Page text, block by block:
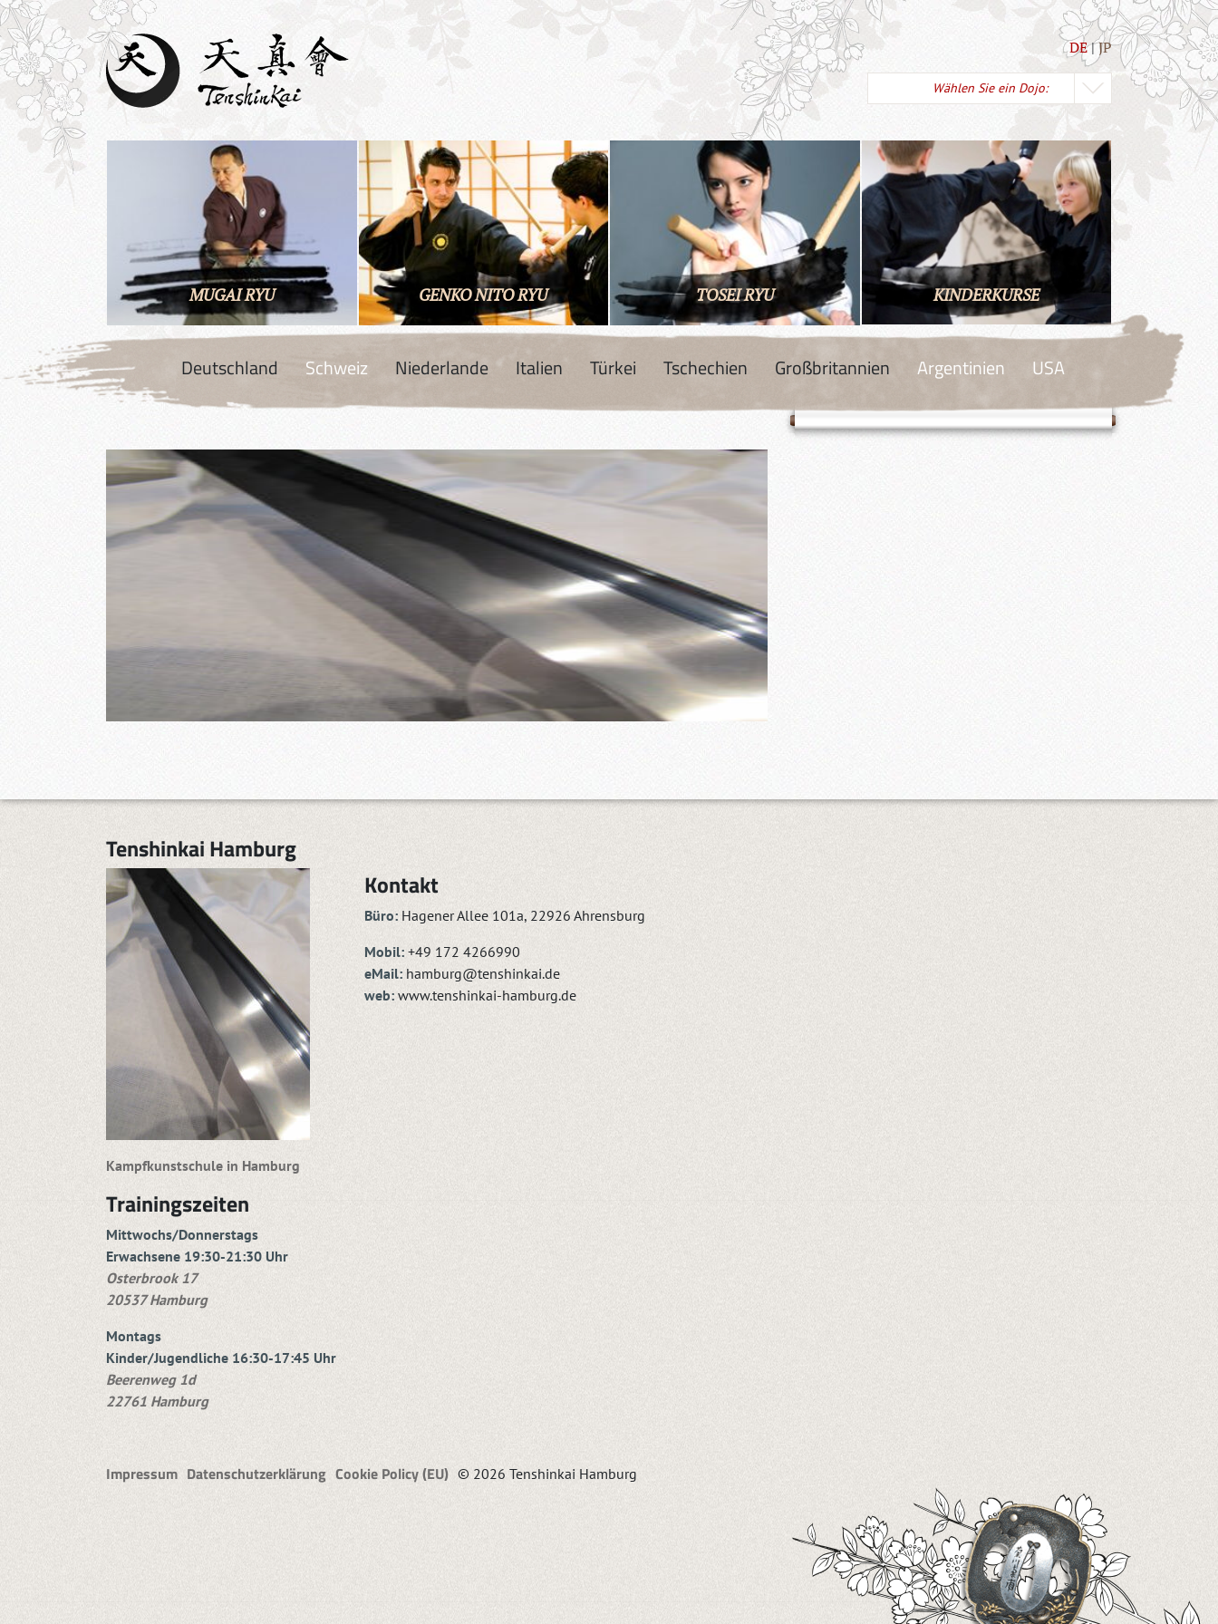
DE JP
Wählen Sie ein Dojo:
MUGAI RYU GENKO NITO RYU TOSEI RYU KINDERKURSE
Deutschland Schweiz Niederlande Italien Türkei Tschechien Großbritannien Argentinien USA
Tenshinkai Hamburg
Kampfkunstschule in Hamburg
Trainingszeiten
Mittwochs/Donnerstags
Erwachsene 19:30-21:30 Uhr
Osterbrook 17
20537 Hamburg
Montags
Kinder/Jugendliche 16:30-17:45 Uhr
Beerenweg 1d
22761 Hamburg
Kontakt
Büro: Hagener Allee 101a, 22926 Ahrensburg
Mobil: +49 172 4266990
eMail: hamburg@tenshinkai.de
web: www.tenshinkai-hamburg.de
Impressum Datenschutzerklärung Cookie Policy (EU) © 2026 Tenshinkai Hamburg